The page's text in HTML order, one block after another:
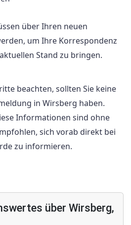
über Ihren neuen
um Ihre Korrespondenz
Stand zu bringen.
beachten, sollten Sie keine
in Wirsberg haben.
Informationen sind ohne
sich vorab direkt bei
zu informieren.
über Wirsberg,